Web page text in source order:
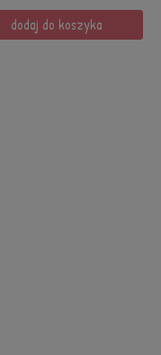
dodaj do koszyka